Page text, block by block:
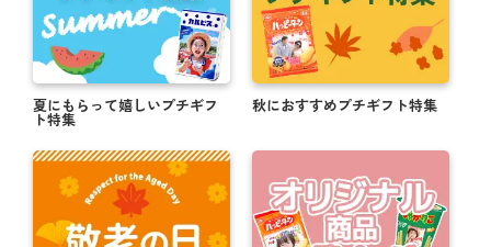
夏にもらって嬉しいプチギフ
ト特集
秋におすすめプチギフト特集